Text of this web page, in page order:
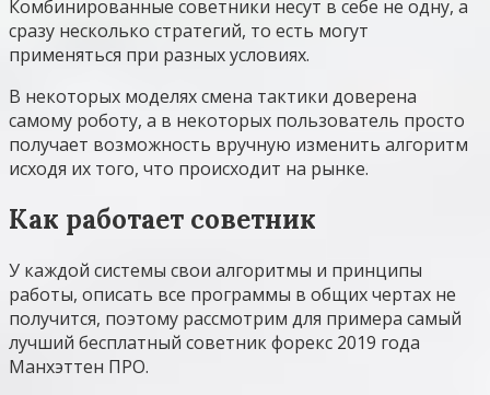
Комбинированные советники несут в себе не одну, а
сразу несколько стратегий, то есть могут
применяться при разных условиях.
В некоторых моделях смена тактики доверена
самому роботу, а в некоторых пользователь просто
получает возможность вручную изменить алгоритм
исходя их того, что происходит на рынке.
Как работает советник
У каждой системы свои алгоритмы и принципы
работы, описать все программы в общих чертах не
получится, поэтому рассмотрим для примера самый
лучший бесплатный советник форекс 2019 года
Манхэттен ПРО.